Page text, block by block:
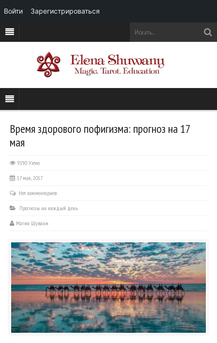
Время здорового пофигизма: прогноз на 17
мая
9190 Views
17 мая, 2017
Нет комментариев
Прогнозы на каждый день
Магия Шувани
Войти Зарегистрироваться